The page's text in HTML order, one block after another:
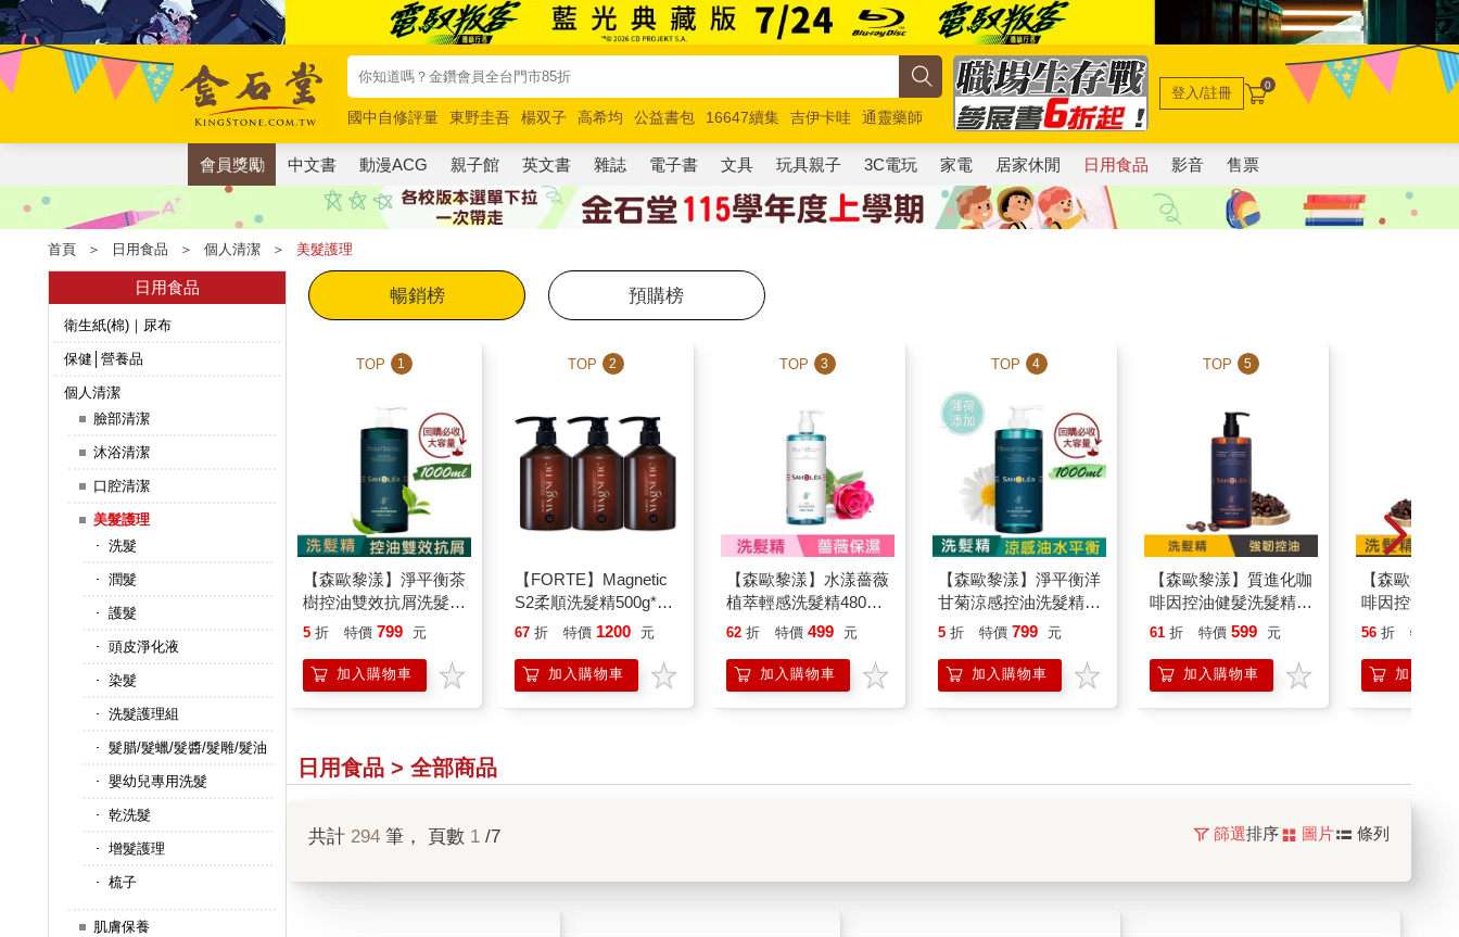
國中自修評量 東野圭吾 楊双子 高希均 公益書包 16647續集 吉伊卡哇
通靈藥師
唯紅花綻放
奧德賽 路邊攤新作 馬斯克 玩具總動員5 超慢跑
登入/註冊 0
會員獎勵 中文書 動漫ACG 親子館 英文書 雜誌 電子書 文具 玩具親子 3C電玩 家電 居家休閒 日用食品 影音 售票
首頁 ＞ 日用食品 ＞ 個人清潔 ＞ 美髮護理
日用食品
衛生紙(棉)｜尿布
保健│營養品
個人清潔
臉部清潔
沐浴清潔
口腔清潔
美髮護理
洗髮
潤髮
護髮
頭皮淨化液
染髮
洗髮護理組
髮腊/髮蠟/髮醬/髮雕/髮油
嬰幼兒專用洗髮
乾洗髮
增髮護理
梳子
肌膚保養
暢銷榜 預購榜
TOP 1
【森歐黎漾】淨平衡茶
樹控油雙效抗屑洗髮精
1000ml /瓶
跟班/醫師好辣/一袋女
王/節目推薦）
5 折 特價 799 元
加入購物車
TOP 2
【FORTE】Magnetic
S2柔順洗髮精500g*3
入
67 折 特價 1200 元
加入購物車
TOP 3
【森歐黎漾】水漾薔薇
植萃輕感洗髮精480ml
SAHOLEA （小明星大
王/節目推薦）
62 折 特價 499 元
加入購物車
TOP 4
【森歐黎漾】淨平衡洋
甘菊涼感控油洗髮精
1000ml SAHOLEA (小
一袋女王/節目推薦)
5 折 特價 799 元
加入購物車
TOP 5
【森歐黎漾】質進化咖
啡因控油健髮洗髮精
480ml SAHOLEA (控
洗頭水/頭皮護理/頭皮
清潔/頭皮淨化/頭皮養
61 折 特價 599 元
加入購物車
【森歐黎漾
啡因控油健
1000ml
洗頭水/頭皮
清潔/頭皮淨
56 折 特價
加入購物
日用食品 > 全部商品
共計 294 筆， 頁數 1 /7 篩選排序 圖片 條列